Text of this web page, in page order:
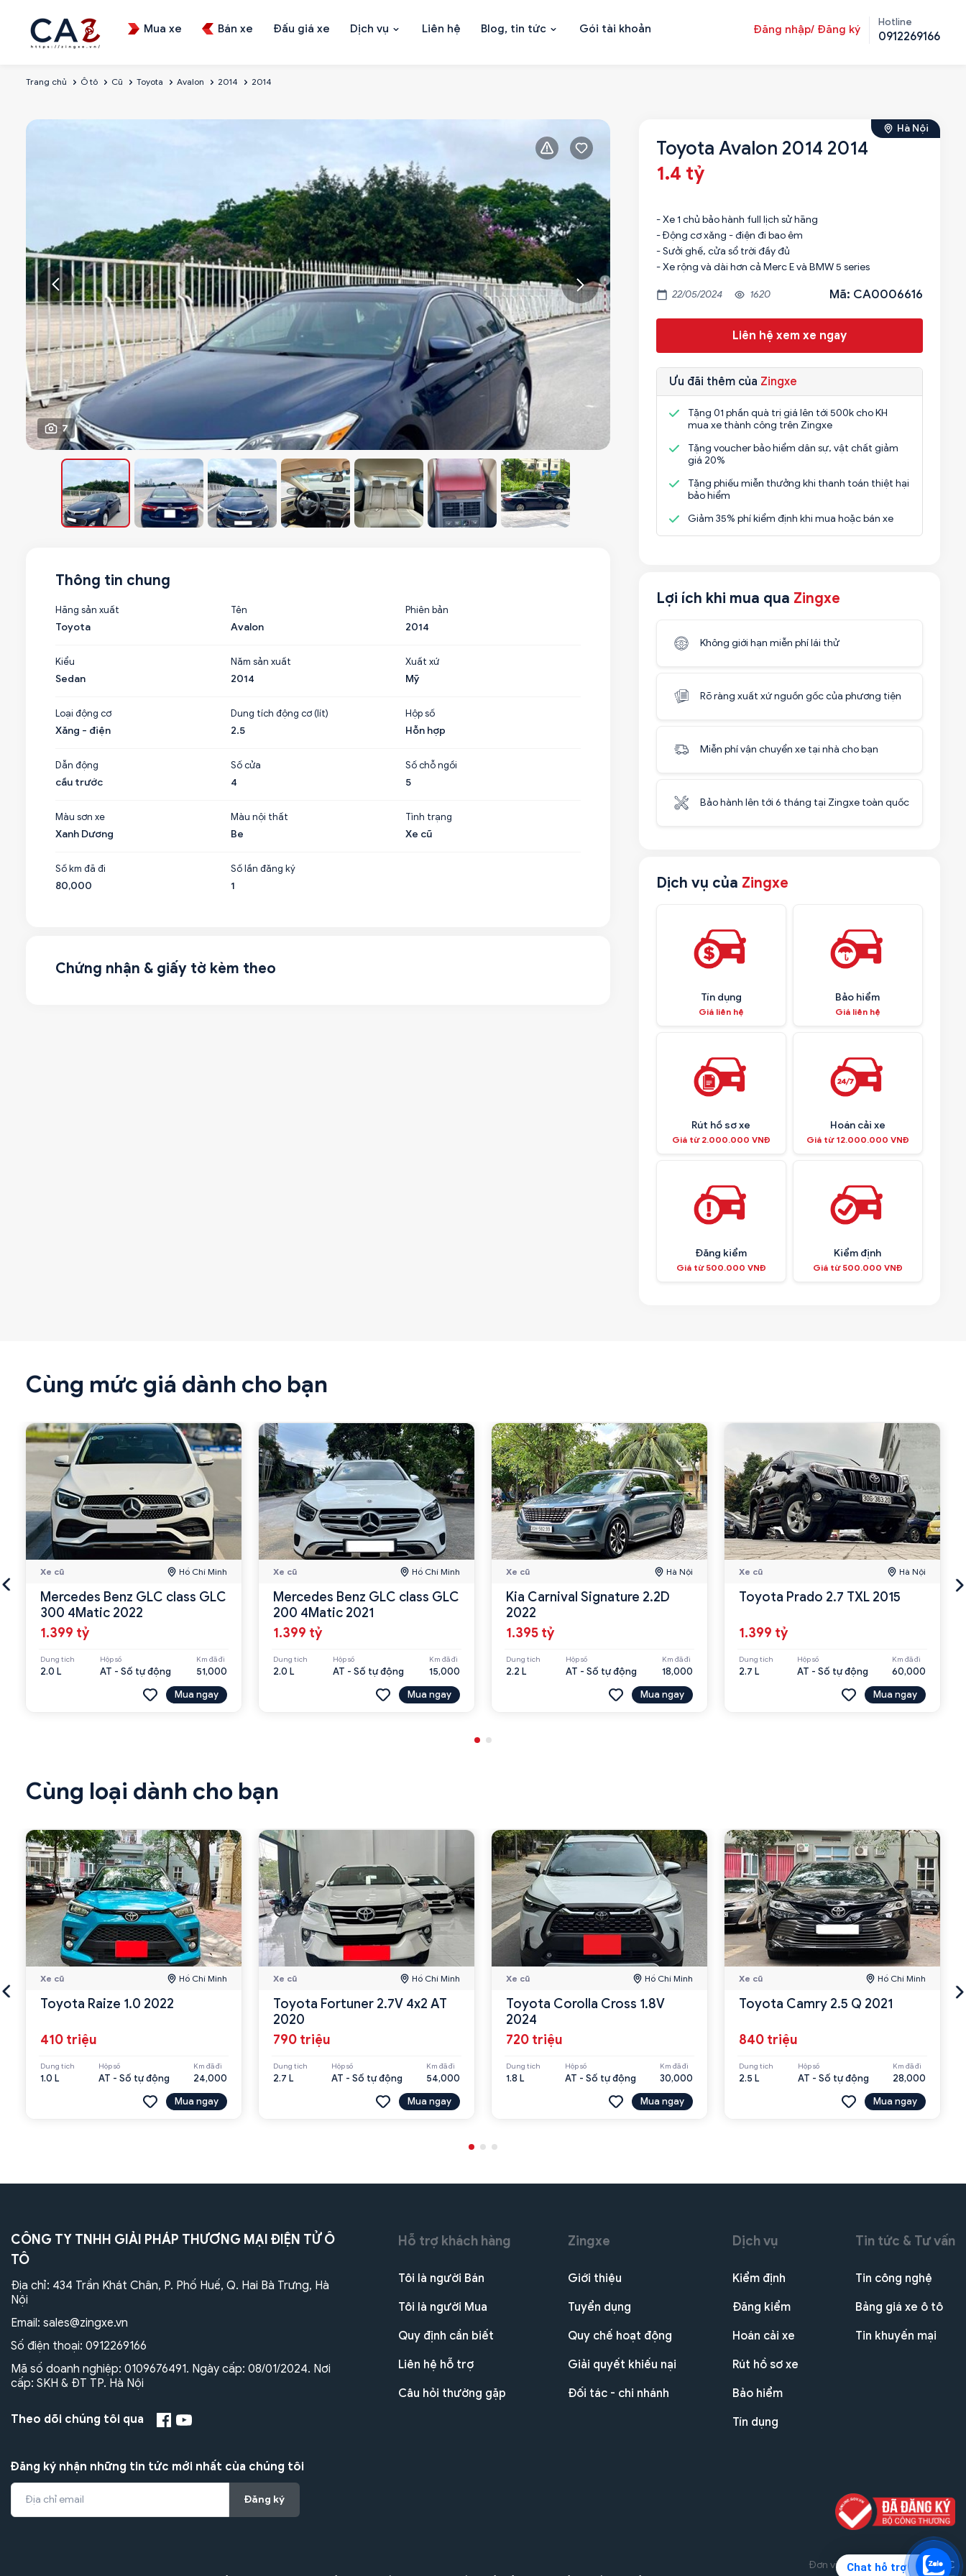
Chat hỗ trợ
Mua xe Bán xe Đấu giá xe Dịch vụ Liên hệ Blog, tin tức Gói tài khoản Đăng nhập/ Đăng ký
Hotline
0912269166
Trang chủ Ô tô Cũ Toyota Avalon 2014 2014
7
Hà Nội
Toyota Avalon 2014 2014
1.4 tỷ
- Xe 1 chủ bảo hành full lịch sử hãng
- Động cơ xăng - điện đi bao êm
- Sưởi ghế, cửa sổ trời đầy đủ
- Xe rộng và dài hơn cả Merc E và BMW 5 series
22/05/2024 1620 Mã: CA0006616
Liên hệ xem xe ngay
Ưu đãi thêm của Zingxe
Tặng 01 phần quà trị giá lên tới 500k cho KH
mua xe thành công trên Zingxe
Tặng voucher bảo hiểm dân sự, vật chất giảm
giá 20%
Tặng phiếu miễn thưởng khi thanh toán thiệt hại
bảo hiểm
Giảm 35% phí kiểm định khi mua hoặc bán xe
Lợi ích khi mua qua Zingxe
Không giới hạn miễn phí lái thử
Rõ ràng xuất xứ nguồn gốc của phương tiện
Miễn phí vận chuyển xe tại nhà cho bạn
Bảo hành lên tới 6 tháng tại Zingxe toàn quốc
Dịch vụ của Zingxe
Tín dụng
Giá liên hệ
Bảo hiểm
Giá liên hệ
Rút hồ sơ xe
Giá từ 2.000.000 VNĐ
Hoán cải xe
Giá từ 12.000.000 VNĐ
Đăng kiểm
Giá từ 500.000 VNĐ
Kiểm định
Giá từ 500.000 VNĐ
Thông tin chung
Hãng sản xuất
Toyota
Tên
Avalon
Phiên bản
2014
Kiểu
Sedan
Năm sản xuất
2014
Xuất xứ
Mỹ
Loại động cơ
Xăng - điện
Dung tích động cơ (lít)
2.5
Hộp số
Hỗn hợp
Dẫn động
cầu trước
Số cửa
4
Số chỗ ngồi
5
Màu sơn xe
Xanh Dương
Màu nội thất
Be
Tình trạng
Xe cũ
Số km đã đi
80,000
Số lần đăng ký
1
Chứng nhận & giấy tờ kèm theo
Cùng mức giá dành cho bạn
Xe cũ Hồ Chí Minh
Mercedes Benz GLC class GLC
300 4Matic 2022
1.399 tỷ
Dung tích
2.0 L
Hộp số
AT - Số tự động
Km đã đi
51,000
Mua ngay
Xe cũ Hồ Chí Minh
Mercedes Benz GLC class GLC
200 4Matic 2021
1.399 tỷ
Dung tích
2.0 L
Hộp số
AT - Số tự động
Km đã đi
15,000
Mua ngay
Xe cũ Hà Nội
Kia Carnival Signature 2.2D
2022
1.395 tỷ
Dung tích
2.2 L
Hộp số
AT - Số tự động
Km đã đi
18,000
Mua ngay
Xe cũ Hà Nội
Toyota Prado 2.7 TXL 2015
1.399 tỷ
Dung tích
2.7 L
Hộp số
AT - Số tự động
Km đã đi
60,000
Mua ngay
Cùng loại dành cho bạn
Xe cũ Hồ Chí Minh
Toyota Raize 1.0 2022
410 triệu
Dung tích
1.0 L
Hộp số
AT - Số tự động
Km đã đi
24,000
Mua ngay
Xe cũ Hồ Chí Minh
Toyota Fortuner 2.7V 4x2 AT
2020
790 triệu
Dung tích
2.7 L
Hộp số
AT - Số tự động
Km đã đi
54,000
Mua ngay
Xe cũ Hồ Chí Minh
Toyota Corolla Cross 1.8V
2024
720 triệu
Dung tích
1.8 L
Hộp số
AT - Số tự động
Km đã đi
30,000
Mua ngay
Xe cũ Hồ Chí Minh
Toyota Camry 2.5 Q 2021
840 triệu
Dung tích
2.5 L
Hộp số
AT - Số tự động
Km đã đi
28,000
Mua ngay
CÔNG TY TNHH GIẢI PHÁP THƯƠNG MẠI ĐIỆN TỬ Ô
TÔ
Địa chỉ: 434 Trần Khát Chân, P. Phố Huế, Q. Hai Bà Trưng, Hà
Nội
Email: sales@zingxe.vn
Số điện thoại: 0912269166
Mã số doanh nghiệp: 0109676491. Ngày cấp: 08/01/2024. Nơi
cấp: SKH & ĐT TP. Hà Nội
Theo dõi chúng tôi qua
Đăng ký nhận những tin tức mới nhất của chúng tôi
Đăng ký
Hỗ trợ khách hàng
Tôi là người Bán
Tôi là người Mua
Quy định cần biết
Liên hệ hỗ trợ
Câu hỏi thường gặp
Zingxe
Giới thiệu
Tuyển dụng
Quy chế hoạt động
Giải quyết khiếu nại
Đối tác - chi nhánh
Dịch vụ
Kiểm định
Đăng kiểm
Hoán cải xe
Rút hồ sơ xe
Bảo hiểm
Tín dụng
Tin tức & Tư vấn
Tin công nghệ
Bảng giá xe ô tô
Tin khuyến mại
Đơn vị triển khai dự án THG JSC